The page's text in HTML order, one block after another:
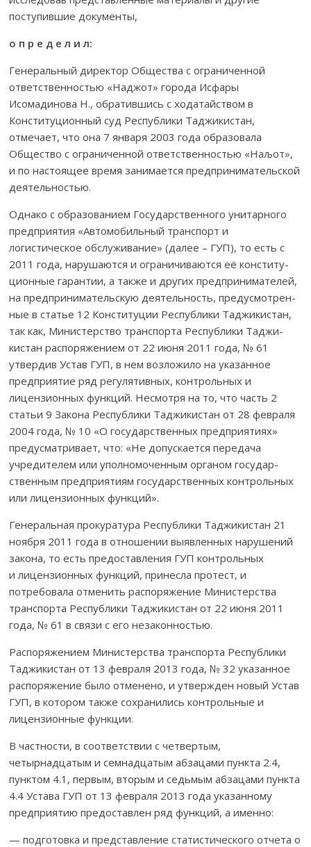
поступившие документы,
о п р е д е л и л:
Генеральный директор Общества с ограниченной
ответственнос­тью «Наджот» города Исфары
Исомадинова Н., обратившись с ходатай­ством в
Конститу­ционный суд Республики Таджикистан,
отмечает, что она 7 января 2003 года образовала
Общество с ограниченной ответствен­нос­тью «Наљот»,
и по настоящее время занимается предпринима­тельской
деятельностью.
Однако с образованием Государственного унитарного
предприя­тия «Автомобильный транспорт и
логистическое обслу­жи­вание» (далее – ГУП), то есть с
2011 года, нарушаются и ограничиваются её конститу­
цион­ные гарантии, а также и других предпринимателей,
на предприни­мательскую деятельность, предусмот­рен­
ные в статье 12 Конституции Республики Таджикистан,
так как, Министерство транспорта Республики Таджи­
кистан распоряжением от 22 июня 2011 года, № 61
утвердив Устав ГУП, в нем возложило на указанное
предприятие ряд регулятивных, контроль­ных и
лицензионных функций. Несмотря на то, что часть 2
статьи 9 Закона Республики Таджи­кистан от 28 февраля
2004 года, № 10 «О государственных пред­приятиях»
предусмат­ривает, что: «Не допус­кается передача
учредителем или уполномоченным органом государ­
ствен­ным предприятиям государ­ствен­ных контрольных
или лицензион­ных функций».
Генеральная прокуратура Республики Таджикистан 21
ноября 2011 года в отношении выявленных нарушений
закона, то есть предостав­ления ГУП контрольных
и лицензионных функций, принесла протест, и
потребовала отменить распоряжение Министерства
транспорта Респуб­лики Таджи­кистан от 22 июня 2011
года, № 61 в связи с его незакон­ностью.
Распоряжением Министерства транспорта Республики
Таджи­кис­тан от 13 февраля 2013 года, № 32 указанное
распоряжение было отменено, и утвержден новый Устав
ГУП, в котором также сохрани­лись контрольные и
лицензионные функции.
В частности, в соответствии с четвертым,
четырнадцатым и семнад­цатым абзацами пун­кта 2.4,
пунктом 4.1, первым, вторым и седьмым абзацами пункта
4.4 Устава ГУП от 13 февраля 2013 года указанному
предприятию предоставлен ряд функций, а именно:
— подготовка и представление статистического отчета о